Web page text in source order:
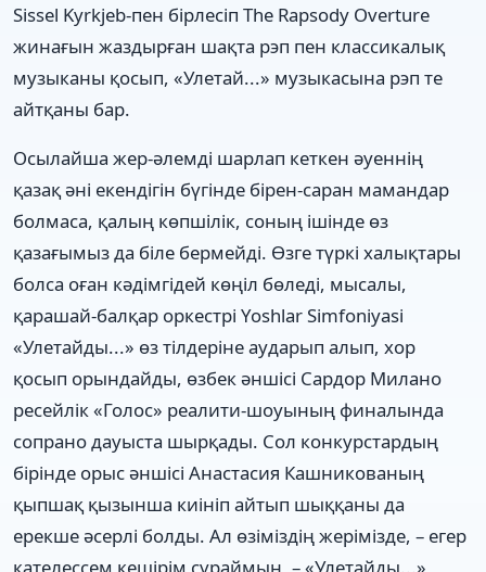
Sissel Kyrkjeb-пен бірлесіп The Rapsody Overture
жинағын жаздырған шақта рэп пен классикалық
музыканы қосып, «Улетай...» музыкасына рэп те
айтқаны бар.
Осылайша жер-әлемді шарлап кеткен әуеннің
қазақ әні екендігін бүгінде бірен-саран мамандар
болмаса, қалың көпшілік, соның ішінде өз
қазағымыз да біле бермейді. Өзге түркі халықтары
болса оған кәдімгідей көңіл бөледі, мысалы,
қарашай-балқар оркестрі Yoshlar Simfoniyasi
«Улетайды...» өз тілдеріне аударып алып, хор
қосып орындайды, өзбек әншісі Сардор Милано
ресейлік «Голос» реалити-шоуының финалында
сопрано дауыста шырқады. Сол конкурстардың
бірінде орыс әншісі Анастасия Кашникованың
қыпшақ қызынша киініп айтып шыққаны да
ерекше әсерлі болды. Ал өзіміздің жерімізде, – егер
қателессем кешірім сұраймын, – «Улетайды...»